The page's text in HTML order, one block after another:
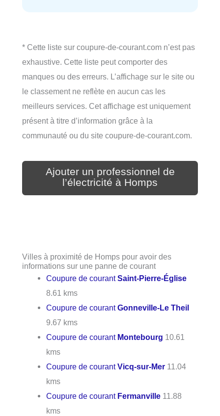
* Cette liste sur coupure-de-courant.com n’est pas
exhaustive. Cette liste peut comporter des
manques ou des erreurs. L’affichage sur le site ou
le classement ne reflète en aucun cas les
meilleurs services. Cet affichage est uniquement
présent à titre d’information grâce à la
communauté ou du site coupure-de-courant.com.
Ajouter un professionnel de
l’électricité à Homps
Villes à proximité de Homps pour avoir des
informations sur une panne de courant
Coupure de courantSaint-Pierre-Église
8.61 kms
Coupure de courantGonneville-Le Theil
9.67 kms
Coupure de courant Montebourg 10.61
kms
Coupure de courantVicq-sur-Mer 11.04
kms
Coupure de courant Fermanville 11.88
kms